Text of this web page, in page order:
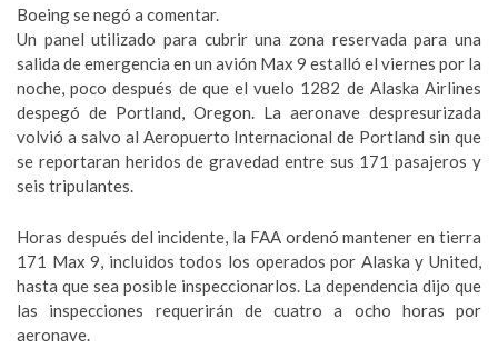
Boeing se negó a comentar.
Un panel utilizado para cubrir una zona reservada para una
salida de emergencia en un avión Max 9 estalló el viernes por la
noche, poco después de que el vuelo 1282 de Alaska Airlines
despegó de Portland, Oregon. La aeronave despresurizada
volvió a salvo al Aeropuerto Internacional de Portland sin que
se reportaran heridos de gravedad entre sus 171 pasajeros y
seis tripulantes.
Horas después del incidente, la FAA ordenó mantener en tierra
171 Max 9, incluidos todos los operados por Alaska y United,
hasta que sea posible inspeccionarlos. La dependencia dijo que
las inspecciones requerirán de cuatro a ocho horas por
aeronave.